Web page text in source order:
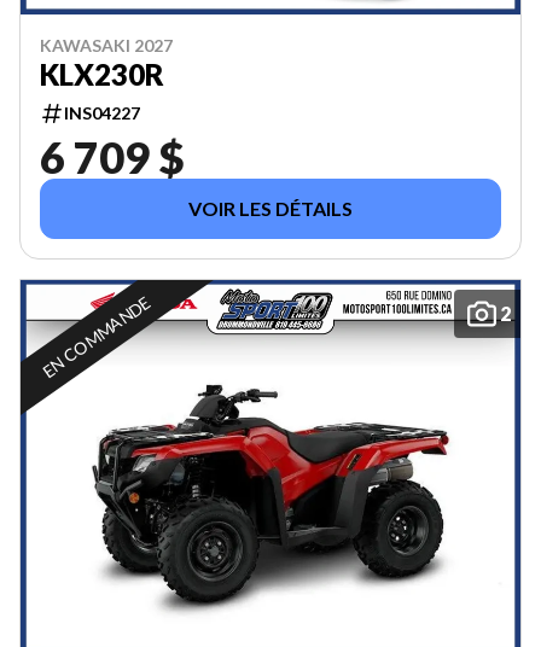
KAWASAKI 2027
KLX230R
INS04227
6 709 $
VOIR LES DÉTAILS
2
EN COMMANDE